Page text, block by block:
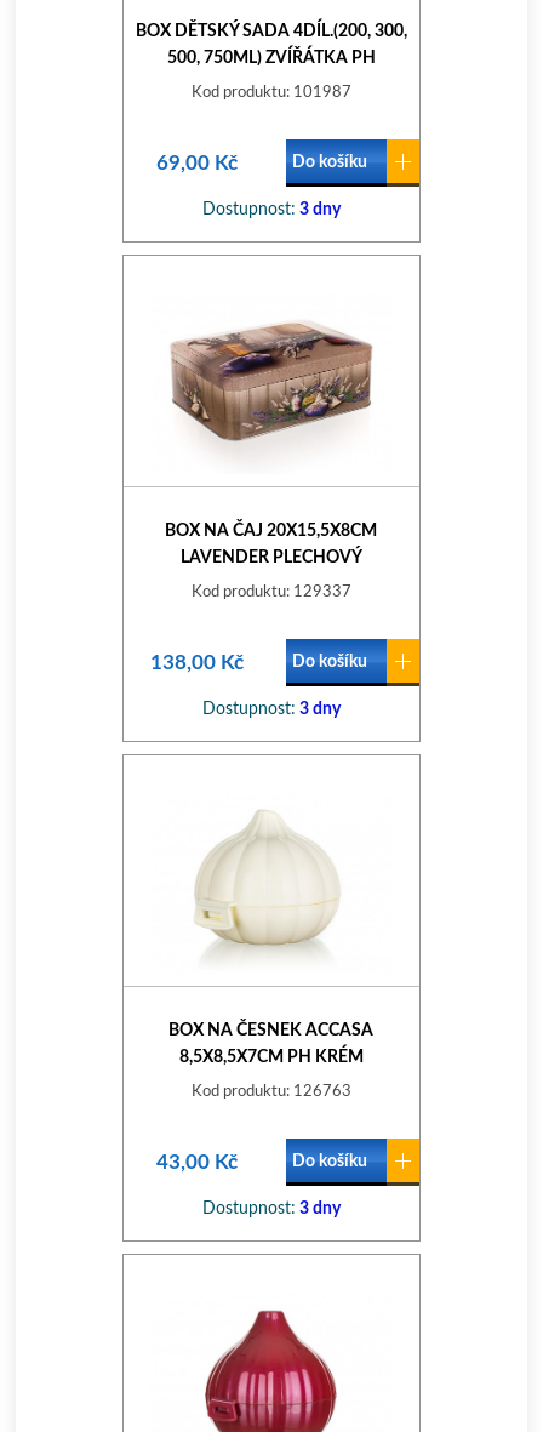
BOX DĚTSKÝ SADA 4DÍL.(200, 300,
500, 750ML) ZVÍŘÁTKA PH
Kod produktu: 101987
69,00 Kč Do košíku
Dostupnost: 3 dny
BOX NA ČAJ 20X15,5X8CM
LAVENDER PLECHOVÝ
Kod produktu: 129337
138,00 Kč Do košíku
Dostupnost: 3 dny
BOX NA ČESNEK ACCASA
8,5X8,5X7CM PH KRÉM
Kod produktu: 126763
43,00 Kč Do košíku
Dostupnost: 3 dny